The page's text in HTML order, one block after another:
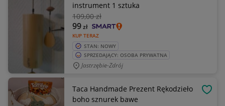
instrument 1 sztuka
109,00 zł
KUP TERAZ
99zł
STAN: NOWY
SPRZEDAJĄCY: OSOBA PRYWATNA
Jastrzębie-Zdrój
Taca Handmade Prezent Rękodzieło
boho sznurek bawe